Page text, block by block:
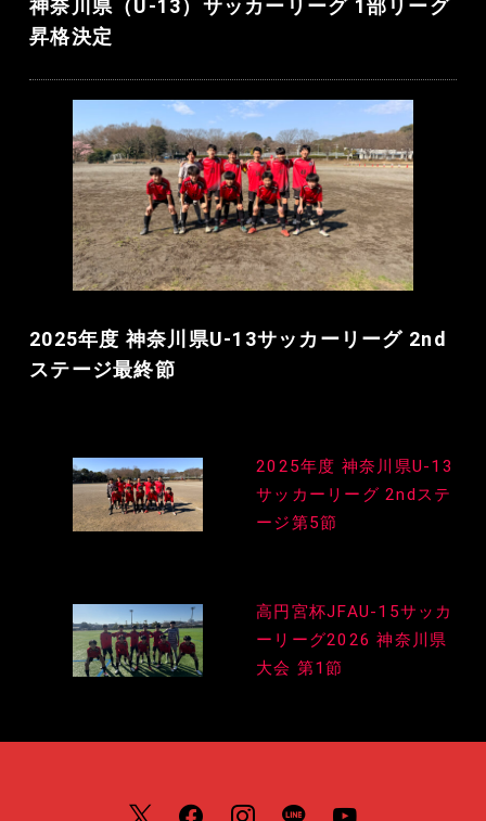
神奈川県（U-13）サッカーリーグ 1部リーグ
昇格決定
2025年度 神奈川県U-13サッカーリーグ 2nd
ステージ最終節
2025年度 神奈川県U-13
サッカーリーグ 2ndステ
ージ第5節
高円宮杯JFAU-15サッカ
ーリーグ2026 神奈川県
大会 第1節